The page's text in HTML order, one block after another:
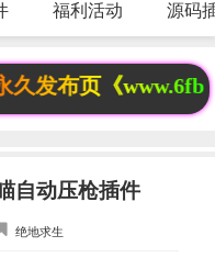
福利活动 源码
发布页《
自动压枪插件
绝地求生